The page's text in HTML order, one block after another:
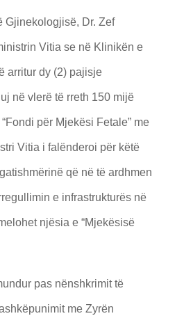
Gjinekologjisë, Dr. Zef
Vitia se në Klinikën e
arritur dy (2) pajisje
në vlerë të rreth 150 mijë
për Mjekësi Fetale” me
Vitia i falënderoi për këtë
që në të ardhmen
e infrastrukturës në
njësia e “Mjekësisë
pas nënshkrimit të
me Zyrën